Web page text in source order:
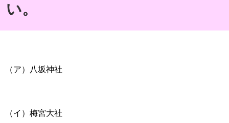
い。
（ア）八坂神社
（イ）梅宮大社